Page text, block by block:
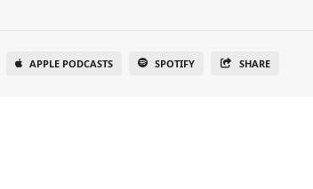
APPLE PODCASTS SPOTIFY SHARE